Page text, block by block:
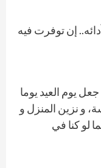
إن توفرت فيه
يوم العيد يوما
و نزين المنزل و
لو كنا في